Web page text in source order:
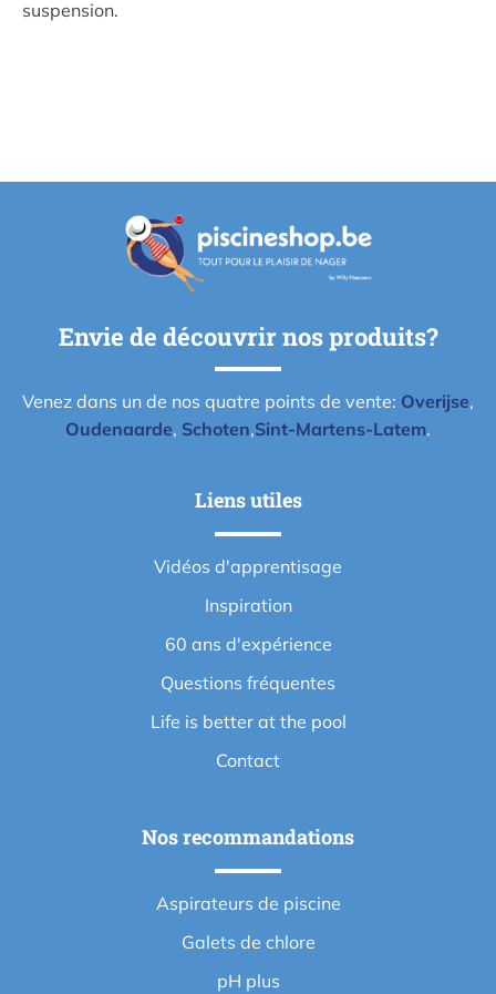
suspension.
Envie de découvrir nos produits?
Venez dans un de nos quatre points de vente: Overijse,
Oudenaarde, Schoten,Sint-Martens-Latem.
Liens utiles
Vidéos d'apprentisage
Inspiration
60 ans d'expérience
Questions fréquentes
Life is better at the pool
Contact
Nos recommandations
Aspirateurs de piscine
Galets de chlore
pH plus